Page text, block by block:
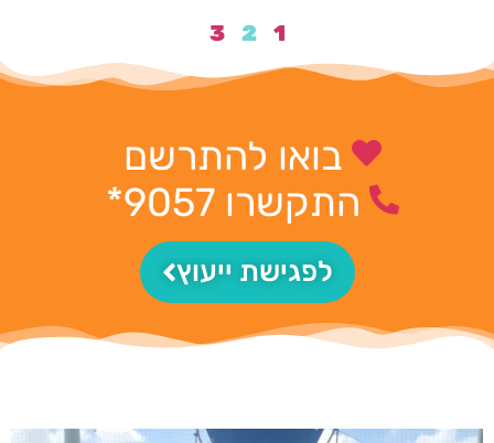
1
2
3
בואו להתרשם
התקשרו 9057*
לפגישת ייעוץ